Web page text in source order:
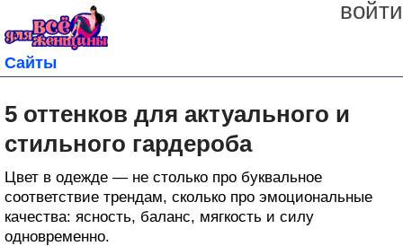
войти
Сайты
5 оттенков для актуального и
стильного гардероба
Цвет в одежде — не столько про буквальное
соответствие трендам, сколько про эмоциональные
качества: ясность, баланс, мягкость и силу
одновременно.